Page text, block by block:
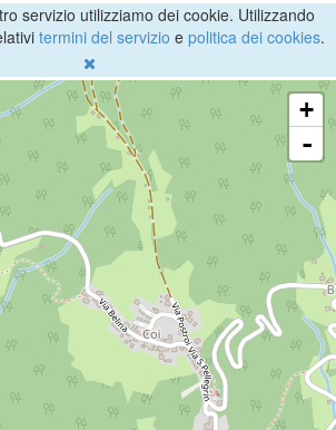
servizio utilizziamo dei cookie. Utilizzando
termini del servizio e politica dei cookies.
+
-